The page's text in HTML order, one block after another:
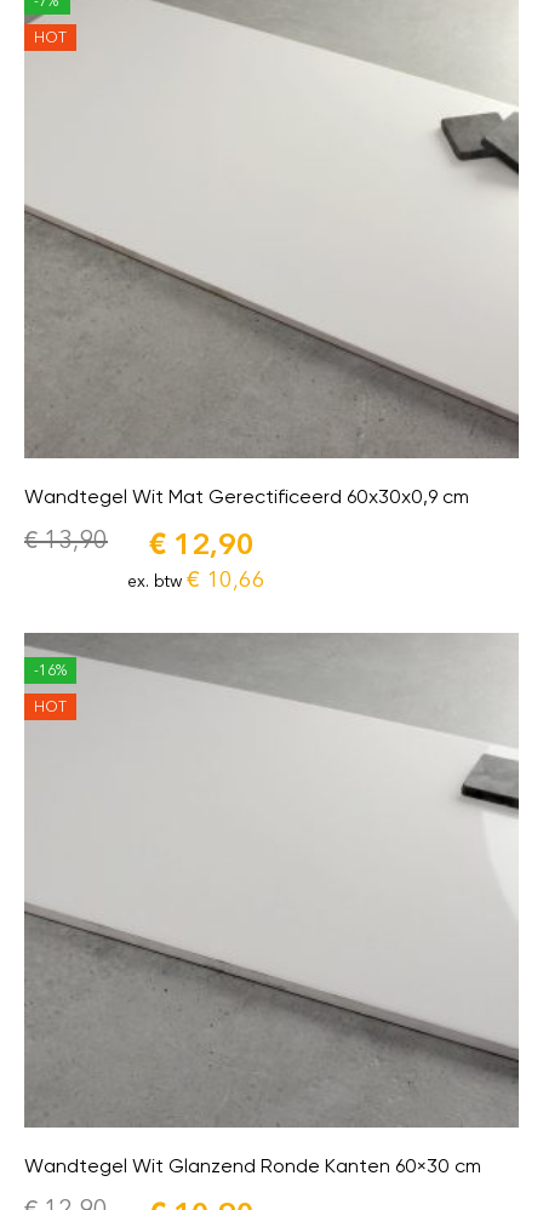
HOT
Wandtegel Wit Mat Gerectificeerd 60x30x0,9 cm
€13,90 € 12,90
ex. btw € 10,66
-16%
HOT
Wandtegel Wit Glanzend Ronde Kanten 60×30 cm